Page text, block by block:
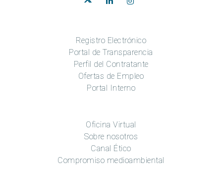
Registro Electrónico
Portal de Transparencia
Perfil del Contratante
Ofertas de Empleo
Portal Interno
Oficina Virtual
Sobre nosotros
Canal Ético
Compromiso medioambiental